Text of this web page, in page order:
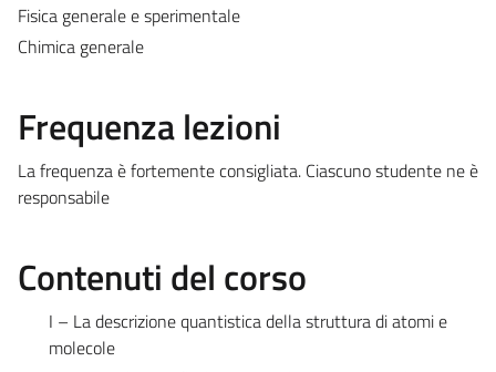
Fisica generale e sperimentale
Chimica generale
Frequenza lezioni
La frequenza è fortemente consigliata. Ciascuno studente ne è
responsabile
Contenuti del corso
I – La descrizione quantistica della struttura di atomi e
molecole